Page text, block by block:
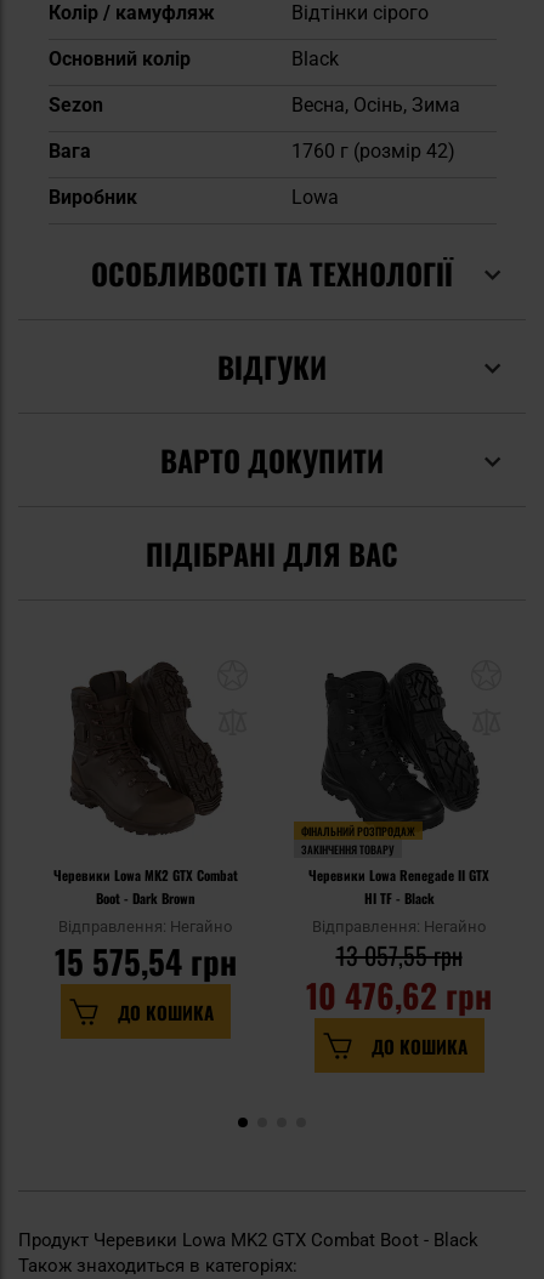
Колір / камуфляж
Відтінки сірого
Основний колір
Black
Sezon
Весна, Осінь, Зима
Вага
1760 г (розмір 42)
Виробник
Lowa
ОСОБЛИВОСТІ ТА ТЕХНОЛОГІЇ
ВІДГУКИ
ВАРТО ДОКУПИТИ
ПІДІБРАНІ ДЛЯ ВАС
Черевики Lowa MK2 GTX Combat
Boot - Dark Brown
Відправлення: Негайно
15 575,54 грн
ДО КОШИКА
ФІНАЛЬНИЙ РОЗПРОДАЖ
ЗАКІНЧЕННЯ ТОВАРУ
Черевики Lowa Renegade II GTX
HI TF - Black
Відправлення: Негайно
10 476,62 грн
13 057,55 грн
ДО КОШИКА
Продукт Черевики Lowa MK2 GTX Combat Boot - Black
Також знаходиться в категоріях: